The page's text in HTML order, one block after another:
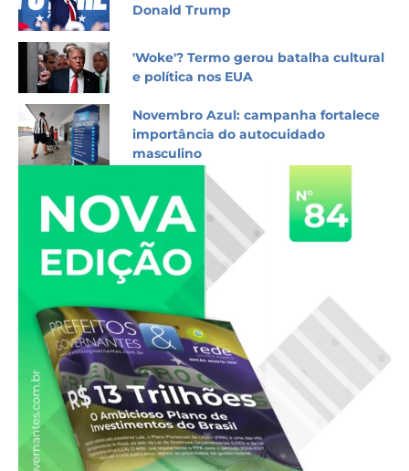
Donald Trump
'Woke'? Termo gerou batalha cultural
e política nos EUA
Novembro Azul: campanha fortalece
importância do autocuidado
masculino